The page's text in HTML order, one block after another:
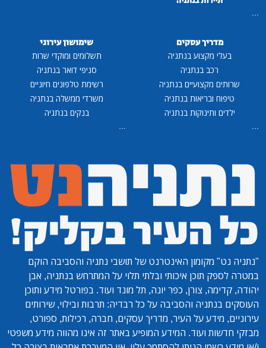
...
מדריך עסקים
בעלי מקצוע בנתניה
רכב בנתניה
שרותים מקצועיים בנתניה
טיפוח ובריאות בנתניה
ילדים ותינוקות בנתניה
...
שימושון עירוני
תשלומים ומוקדי שרות
סניפי דואר בנתניה
רשימת טלפונים חיוניים
משרדי ממשלה בנתניה
בנקים בנתניה
...
"נתניה נט" מקומון האינטרנט של תושבי נתניה והסביבה הוקם
במטרה לספק תוכן איכותי ובלתי תלוי על המתרחש בנתניה, אבן
יהודה, קדימה, צורן, כפר יונה, תל מונד ועוד. בפורטל מידע ותוכן
העוסקים בנתניה והסביבה על כל רבדיה: תרבות ובילוי, שירותים
עירוניים, מידע על העיר, מדריך עסקים, חברה, רכילות, ספורט,
מבזקי חדשות ועוד. המידע המופיע באתר זה אינו מהווה מידע משפטי